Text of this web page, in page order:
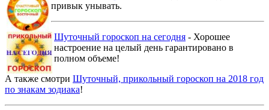
привык унывать.
Шуточный гороскоп на сегодня - Хорошее
настроение на целый день гарантировано в
полном объеме!
А также смотри Шуточный, прикольный гороскоп на 2018 год
по знакам зодиака!